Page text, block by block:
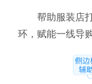
帮助服装店
环，赋能一线导